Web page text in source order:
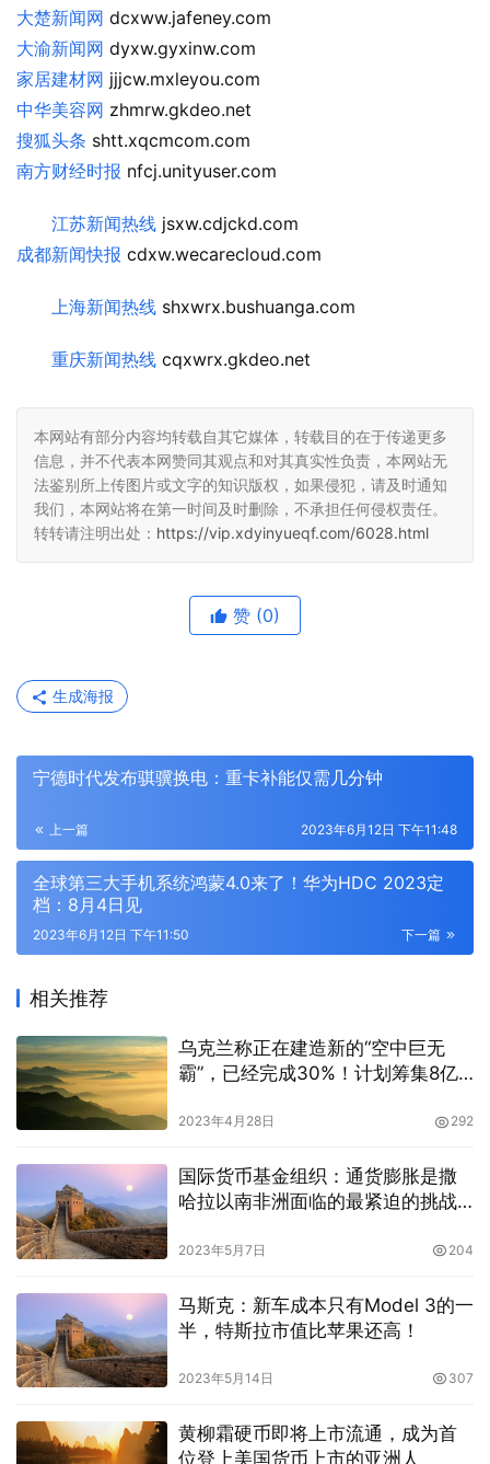
大楚新闻网 dcxww.jafeney.com
大渝新闻网 dyxw.gyxinw.com
家居建材网 jjjcw.mxleyou.com
中华美容网 zhmrw.gkdeo.net
搜狐头条 shtt.xqcmcom.com
南方财经时报 nfcj.unityuser.com
江苏新闻热线 jsxw.cdjckd.com
成都新闻快报 cdxw.wecarecloud.com
上海新闻热线 shxwrx.bushuanga.com
重庆新闻热线 cqxwrx.gkdeo.net
本网站有部分内容均转载自其它媒体，转载目的在于传递更多
信息，并不代表本网赞同其观点和对其真实性负责，本网站无
法鉴别所上传图片或文字的知识版权，如果侵犯，请及时通知
我们，本网站将在第一时间及时删除，不承担任何侵权责任。
转转请注明出处： https://vip.xdyinyueqf.com/6028.html
赞 (0)
生成海报
宁德时代发布骐骥换电：重卡补能仅需几分钟
上一篇 2023年6月12日 下午11:48
全球第三大手机系统鸿蒙4.0来了！华为HDC 2023定
档：8月4日见
下一篇
2023年6月12日 下午11:50
相关推荐
乌克兰称正在建造新的“空中巨无
霸”，已经完成30%！计划筹集8亿
2023年4月28日 292
国际货币基金组织：通货膨胀是撒
哈拉以南非洲面临的最紧迫的挑战
2023年5月7日 204
马斯克：新车成本只有Model 3的一
半，特斯拉市值比苹果还高！
2023年5月14日 307
黄柳霜硬币即将上市流通，成为首
位登上美国货币上市的亚洲人